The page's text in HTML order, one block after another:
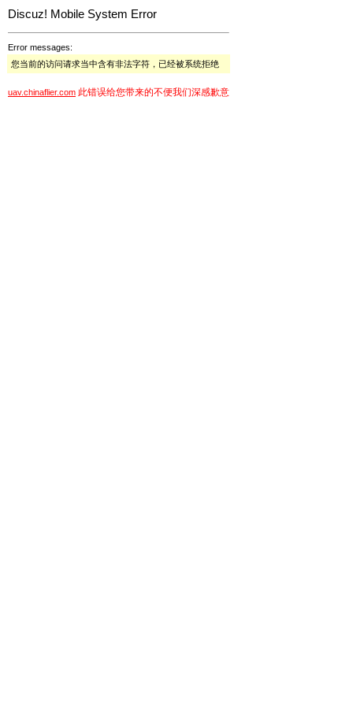
Discuz! Mobile System Error
Error messages:
您当前的访问请求当中含有非法字符，已经被系统拒绝
uav.chinaflier.com 此错误给您带来的不便我们深感歉意